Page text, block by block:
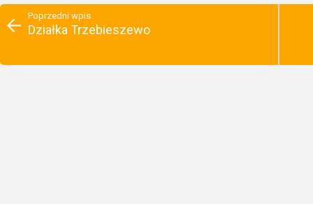
Poprzedni wpis
Działka Trzebieszewo